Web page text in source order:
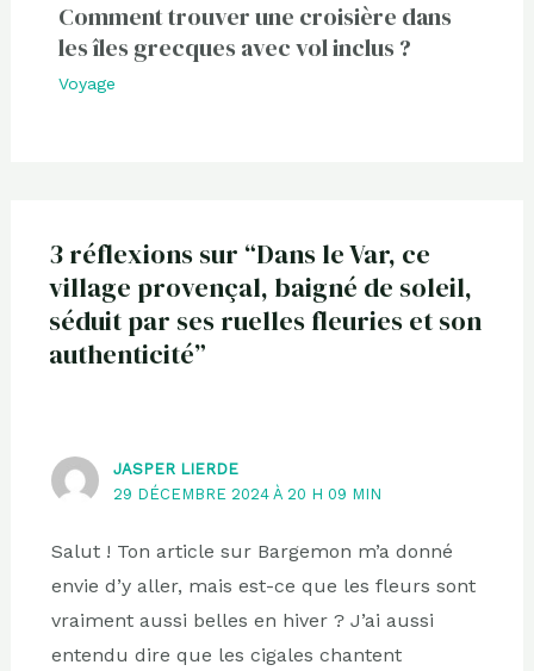
Comment trouver une croisière dans
les îles grecques avec vol inclus ?
Voyage
3 réflexions sur “Dans le Var, ce
village provençal, baigné de soleil,
séduit par ses ruelles fleuries et son
authenticité”
JASPER LIERDE
29 DÉCEMBRE 2024 À 20 H 09 MIN
Salut ! Ton article sur Bargemon m’a donné
envie d’y aller, mais est-ce que les fleurs sont
vraiment aussi belles en hiver ? J’ai aussi
entendu dire que les cigales chantent